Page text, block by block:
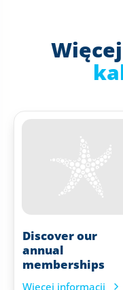
Discover our
annual
memberships
Więcej informacji